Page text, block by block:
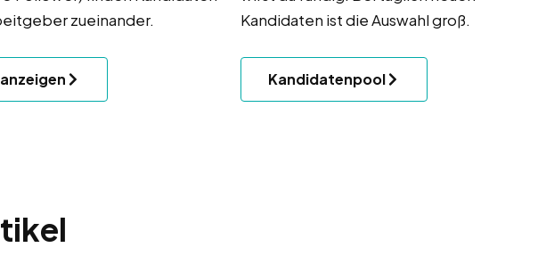
zueinander.
Kandidaten ist die Auswahl groß.
Kandidatenpool